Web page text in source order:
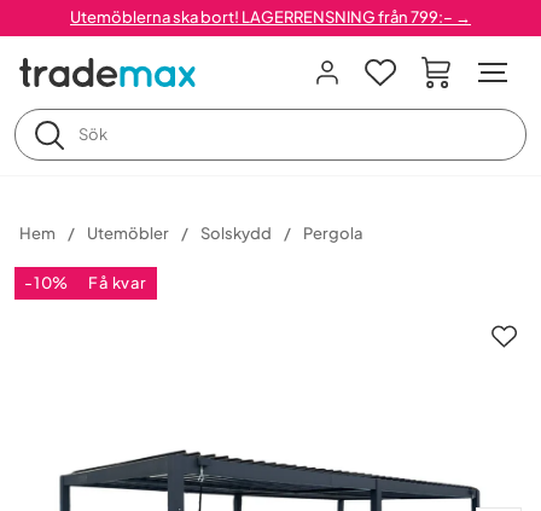
Utemöblerna ska bort! LAGERRENSNING från 799:– →
Hem Utemöbler Solskydd Pergola
-10% Få kvar